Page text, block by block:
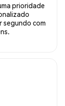
prioridade
segundo com